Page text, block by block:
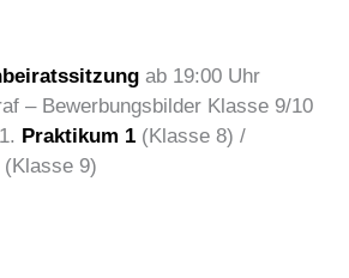
ab 19:00 Uhr
– Bewerbungsbilder Klasse 9/10
Praktikum 1 (Klasse 8) /
(Klasse 9)